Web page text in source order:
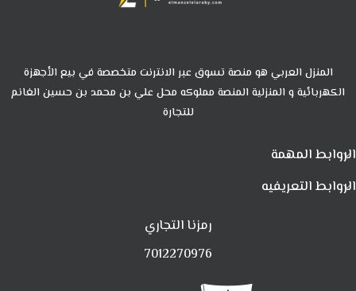
المنزل العربي هو منصة تسوق عبر الانترنت متخصصة في بيع الأجهزة
الكهربائية و المنزلية المنصة مملوكه محل علي بن محمد بن حسين الغانم
للتجارة
الروابط المهمة
الروابط التعريفيه
رمزنا التجاري
7012270976